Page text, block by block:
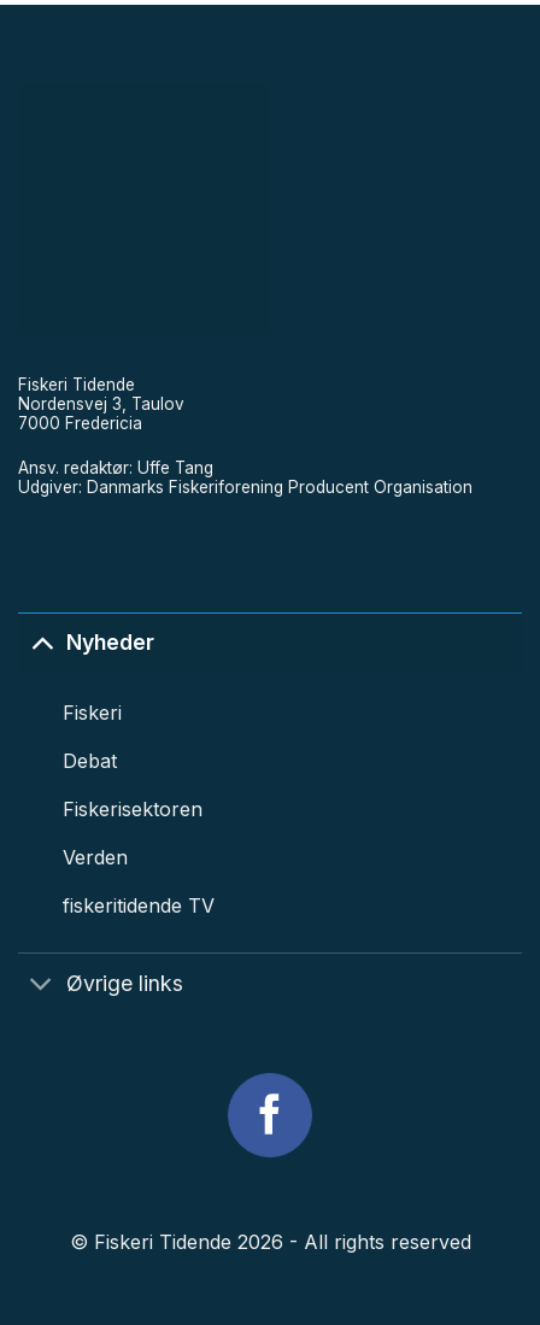
Fiskeri Tidende
Nordensvej 3, Taulov
7000 Fredericia
Ansv. redaktør: Uffe Tang
Udgiver: Danmarks Fiskeriforening Producent Organisation
Nyheder
Fiskeri
Debat
Fiskerisektoren
Verden
fiskeritidende TV
Øvrige links
© Fiskeri Tidende 2026 - All rights reserved